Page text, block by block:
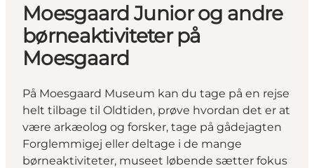
Moesgaard Junior og andre
børneaktiviteter på
Moesgaard
På Moesgaard Museum kan du tage på en rejse
helt tilbage til Oldtiden, prøve hvordan det er at
være arkæolog og forsker, tage på gådejagten
Forglemmigej eller deltage i de mange
børneaktiviteter, museet løbende sætter fokus